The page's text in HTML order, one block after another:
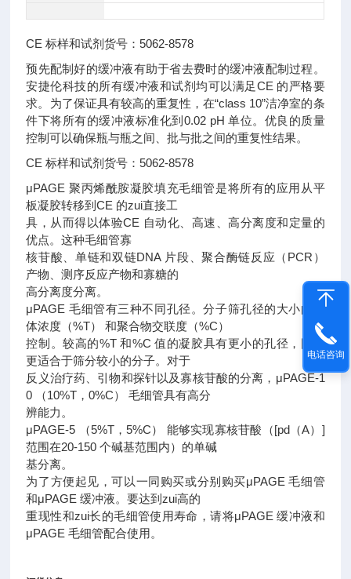
CE 标样和试剂货号：5062-8578
预先配制好的缓冲液有助于省去费时的缓冲液配制过程。
安捷伦科技的所有缓冲液和试剂均可以满足CE 的严格要
求。为了保证具有较高的重复性，在“class 10”洁净室的条
件下将所有的缓冲液标准化到0.02 pH 单位。优良的质量
控制可以确保瓶与瓶之间、批与批之间的重复性结果。
CE 标样和试剂货号：5062-8578
μPAGE 聚丙烯酰胺凝胶填充毛细管是将所有的应用从平
板凝胶转移到CE 的zui直接工
具，从而得以体验CE 自动化、高速、高分离度和定量的
优点。这种毛细管寡
核苷酸、单链和双链DNA 片段、聚合酶链反应（PCR）
产物、测序反应产物和寡糖的
高分离度分离。
μPAGE 毛细管有三种不同孔径。分子筛孔径的大小由单
体浓度（%T） 和聚合物交联度（%C）
控制。较高的%T 和%C 值的凝胶具有更小的孔径，因此
更适合于筛分较小的分子。对于
反义治疗药、引物和探针以及寡核苷酸的分离，μPAGE-1
0 （10%T，0%C） 毛细管具有高分
辨能力。
μPAGE-5 （5%T，5%C） 能够实现寡核苷酸（[pd（A）]
范围在20-150 个碱基范围内）的单碱
基分离。
为了方便起见，可以一同购买或分别购买μPAGE 毛细管
和μPAGE 缓冲液。要达到zui高的
重现性和zui长的毛细管使用寿命，请将μPAGE 缓冲液和
μPAGE 毛细管配合使用。
电话咨询